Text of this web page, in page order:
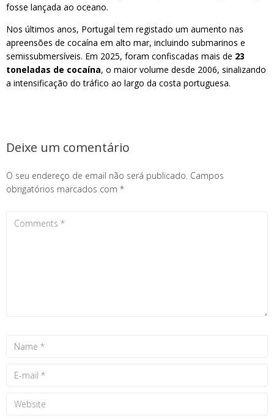
fosse lançada ao oceano.
Nos últimos anos, Portugal tem registado um aumento nas
apreensões de cocaína em alto mar, incluindo submarinos e
semissubmersíveis. Em 2025, foram confiscadas mais de 23
toneladas de cocaína, o maior volume desde 2006, sinalizando
a intensificação do tráfico ao largo da costa portuguesa.
Deixe um comentário
O seu endereço de email não será publicado. Campos
obrigatórios marcados com *